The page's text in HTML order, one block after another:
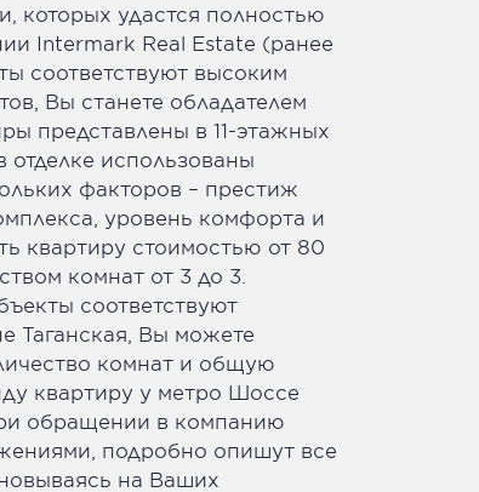
которых удастся полностью
Intermark Real Estate (ранее
соответствуют высоким
Вы станете обладателем
представлены в 11-этажных
использованы
факторов – престиж
уровень комфорта и
квартиру стоимостью от 80
комнат от 3 до 3.
соответствуют
Таганская, Вы можете
комнат и общую
квартиру у метро Шоссе
обращении в компанию
подробно опишут все
на Ваших